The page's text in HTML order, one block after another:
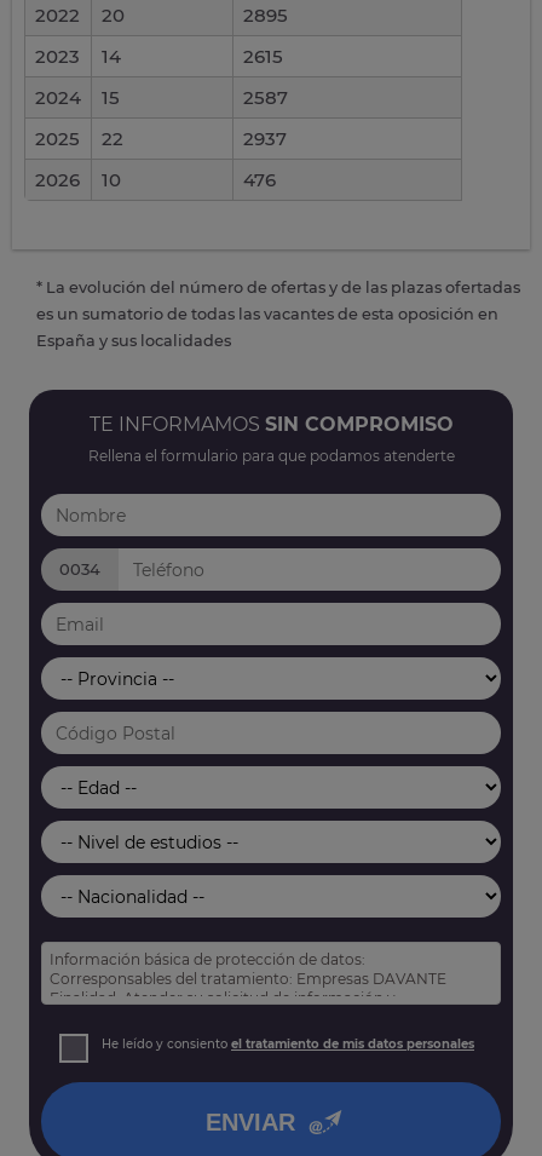
2022 20
2895
2023
14
2615
2024
15
2587
2025
22
2937
2026
10 476
* La evolución del número de ofertas y de las plazas ofertadas
es un sumatorio de todas las vacantes de esta oposición en
España y sus localidades
TE INFORMAMOS SIN COMPROMISO
Rellena el formulario para que podamos atenderte
0034
Información básica de protección de datos:
Corresponsables del tratamiento: Empresas DAVANTE
Finalidad: Atender su solicitud de información y
Derechos: Puede acceder, rectificar y suprimir sus datos,
así como otros derechos tal y como se explica en nuestra
He leído y consiento el tratamiento de mis datos personales
ENVIAR